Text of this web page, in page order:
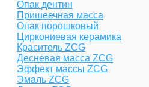
Опак дентин
Пришеечная масса
Опак порошковый
Циркониевая керамика
Краситель ZCG
Десневая масса ZCG
Эффект массы ZCG
Эмаль ZCG